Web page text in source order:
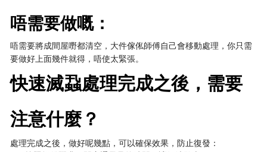
唔需要做嘅：
唔需要將成間屋嘢都清空，大件傢俬師傅自己會移動處理，你只需
要做好上面幾件就得，唔使太緊張。
快速滅蝨處理完成之後，需要
注意什麼？
處理完成之後，做好呢幾點，可以確保效果，防止復發：